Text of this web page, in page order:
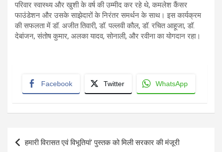
परिवार स्वास्थ्य और खुशी के वर्ष की उम्मीद कर रहे थे, कमलेश कैंसर
फाउंडेशन और उसके साझेदारों के निरंतर समर्थन के साथ। इस कार्यक्रम
की सफलता में डॉ. अजीत तिवारी, डॉ. पल्लवी कौल, डॉ. रचित आहूजा, डॉ.
देबांजन, संतोष कुमार, अलका यादव, सोनाली, और रवीना का योगदान रहा।
Facebook Twitter WhatsApp
Post
हमारी विरासत एवं विभूतियां’ पुस्तक को मिली सरकार की मंजूरी